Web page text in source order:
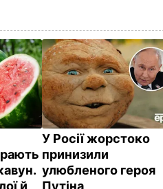
й
У Росії жорстоко
принизили
улюбленого героя
Путіна